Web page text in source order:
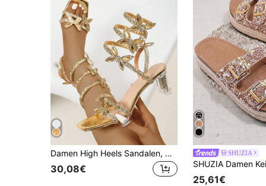
Damen High Heels Sandalen, Wickel-Schnürung mit glitzernden Schmetterling Verzierungen, offene Spitze quadratische Zehenform Damen High Heels für Hochzeiten oder andere Partywear, funkelnde High Heels Sandalen, Damen Sandalen, Damen High Heels, High Heels, Schuhe Damen, Schuhe, Sandalen, Sandalen für Damen, Sandalen Damen, Schuhe für Damen, High Heels für Damen, Burgund High Heels, Frühling Sommer Outfits
30,08€
SHUZIA
25,61€